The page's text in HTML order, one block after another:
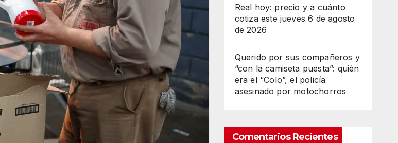
Real hoy: precio y a cuánto
cotiza este jueves 6 de agosto
de 2026
Querido por sus compañeros y
“con la camiseta puesta”: quién
era el “Colo”, el policía
asesinado por motochorros
Comentarios Recientes